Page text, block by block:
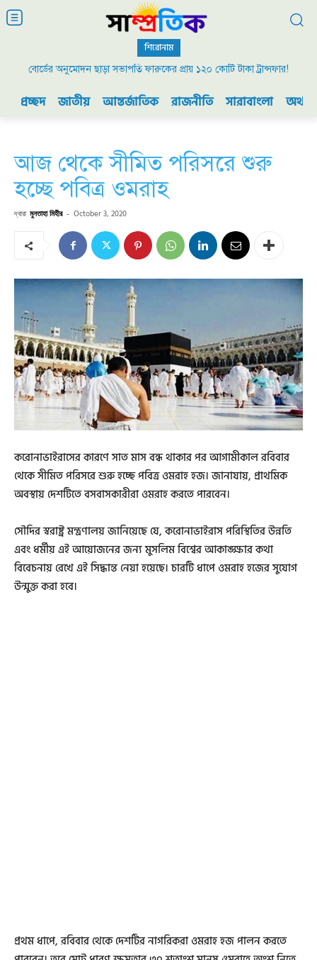
শিরোনাম
বোর্ডের অনুমোদন ছাড়া সভাপতি ফারুকের প্রায় ১২০ কোটি টাকা ট্রান্সফার!
প্রচ্ছদ জাতীয় আন্তর্জাতিক রাজনীতি সারাবাংলা
আজ থেকে সীমিত পরিসরে শুরু
হচ্ছে পবিত্র ওমরাহ
দ্বারা মুনতাহা মিহীর - October 3, 2020
করোনাভাইরাসের কারণে সাত মাস বন্ধ থাকার পর আগামীকাল রবিবার
থেকে সীমিত পরিসরে শুরু হচ্ছে পবিত্র ওমরাহ হজ। জানাযায়, প্রাথমিক
অবস্থায় দেশটিতে বসবাসকারীরা ওমরাহ করতে পারবেন।
সৌদির স্বরাষ্ট্র মন্ত্রণালয় জানিয়েছে যে, করোনাভাইরাস পরিস্থিতির উন্নতি
এবং ধর্মীয় এই আয়োজনের জন্য মুসলিম বিশ্বের আকাঙ্ক্ষার কথা
বিবেচনায় রেখে এই সিদ্ধান্ত নেয়া হয়েছে। চারটি ধাপে ওমরাহ হজের সুযোগ
উন্মুক্ত করা হবে।
প্রথম ধাপে, রবিবার থেকে দেশটির নাগরিকরা ওমরাহ হজ পালন করতে